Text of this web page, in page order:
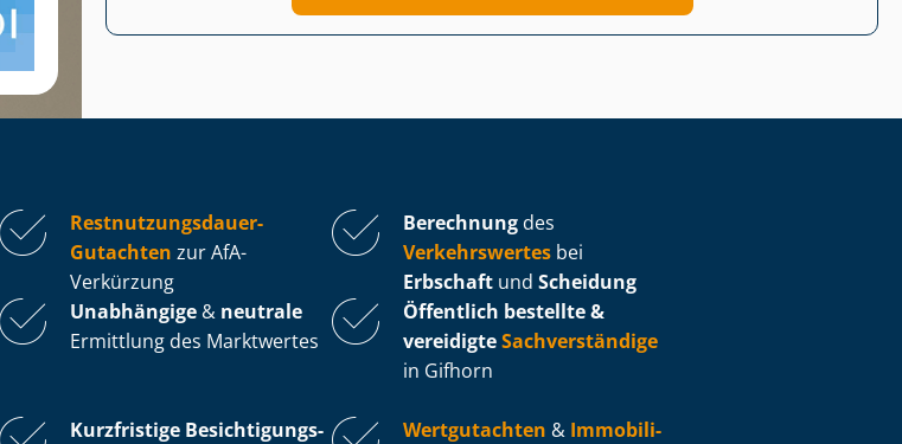
Rest­nut­zungs­dau­er-
Gutachten zur AfA-
Verkürzung
Berechnung des
Verkehrswertes bei
Erbschaft und Scheidung
Unabhängige & neutrale
Ermittlung des Marktwertes
Öffentlich bestellte &
vereidigteSachverständige
in Gifhorn
Kurzfristige Be­sich­ti­gungs­
Wertgutachten & Im­mo­bi­li­